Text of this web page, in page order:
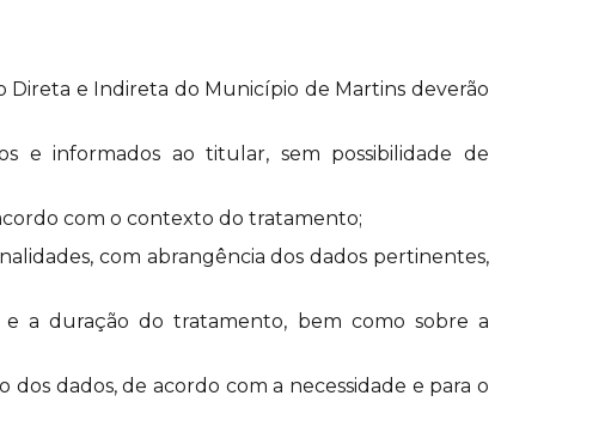
Direta e Indireta do Município de Martins deverão
e informados ao titular, sem possibilidade de
com o contexto do tratamento;
com abrangência dos dados pertinentes,
a duração do tratamento, bem como sobre a
dados, de acordo com a necessidade e para o